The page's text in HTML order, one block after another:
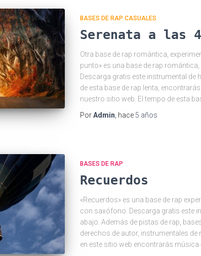
BASES DE RAP CASUALES
Serenata a las
Otra base de rap romántica,
punto» es una base de rap
Descarga gratis este instrumental de
de esta base de rap lenta,
nuestro sitio web. El tempo de esta
PorAdmin , hace 5 años
BASES DE RAP
Recuerdos
«Recuerdos» es una base de rap
con saxófono. Descarga gratis este
abajo. Además de pistas de rap,
derechos de autor, instrumentales de
en este sitio web encontrarás música